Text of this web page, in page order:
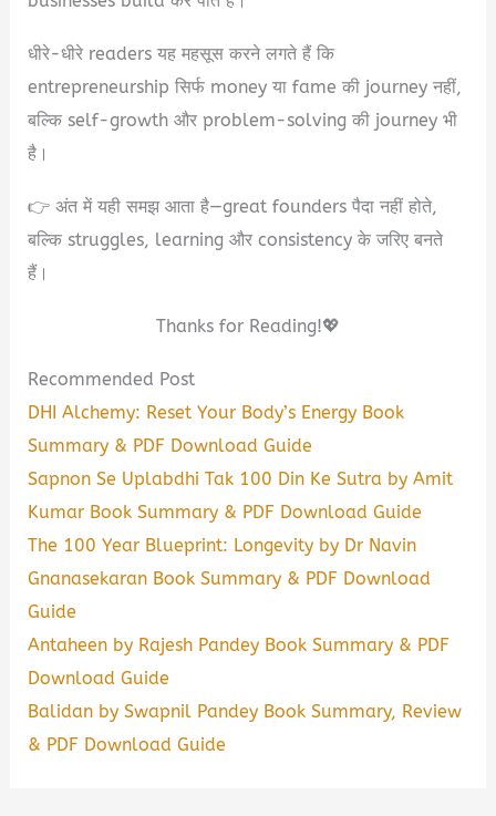
धीरे-धीरे readers यह महसूस करने लगते हैं कि
entrepreneurship सिर्फ money या fame की journey नहीं,
बल्कि self-growth और problem-solving की journey भी
है।
👉 अंत में यही समझ आता है—great founders पैदा नहीं होते,
बल्कि struggles, learning और consistency के जरिए बनते
हैं।
Thanks for Reading!💖
Recommended Post
DHI Alchemy: Reset Your Body’s Energy Book
Summary & PDF Download Guide
Sapnon Se Uplabdhi Tak 100 Din Ke Sutra by Amit
Kumar Book Summary & PDF Download Guide
The 100 Year Blueprint: Longevity by Dr Navin
Gnanasekaran Book Summary & PDF Download
Guide
Antaheen by Rajesh Pandey Book Summary & PDF
Download Guide
Balidan by Swapnil Pandey Book Summary, Review
& PDF Download Guide